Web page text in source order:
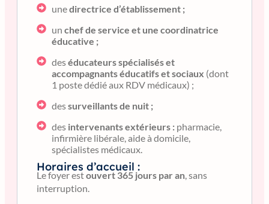
unedirectrice d’établissement ;
un chef de service et une coordinatrice
éducative ;
deséducateurs spécialisés et
accompagnants éducatifs et sociaux (dont
1 poste dédié aux RDV médicaux) ;
dessurveillants de nuit ;
des intervenants extérieurs : pharmacie,
infirmière libérale, aide à domicile,
spécialistes médicaux.
Horaires d’accueil :
Le foyer estouvert 365 jours par an, sans
interruption.